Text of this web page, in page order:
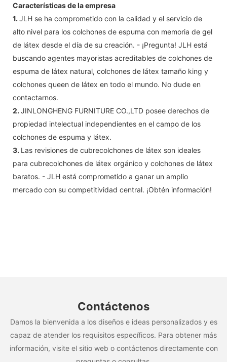
Características de la empresa
1. JLH se ha comprometido con la calidad y el servicio de
alto nivel para los colchones de espuma con memoria de gel
de látex desde el día de su creación. - ¡Pregunta! JLH está
buscando agentes mayoristas acreditables de colchones de
espuma de látex natural, colchones de látex tamaño king y
colchones queen de látex en todo el mundo. No dude en
contactarnos.
2. JINLONGHENG FURNITURE CO.,LTD posee derechos de
propiedad intelectual independientes en el campo de los
colchones de espuma y látex.
3. Las revisiones de cubrecolchones de látex son ideales
para cubrecolchones de látex orgánico y colchones de látex
baratos. - JLH está comprometido a ganar un amplio
mercado con su competitividad central. ¡Obtén información!
Contáctenos
Damos la bienvenida a los diseños e ideas personalizados y es
capaz de atender los requisitos específicos. Para obtener más
información, visite el sitio web o contáctenos directamente con